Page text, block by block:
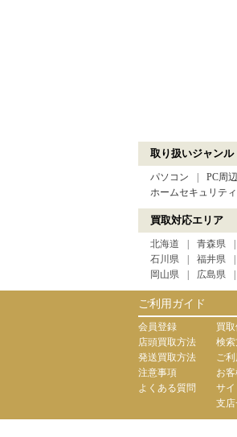
取り扱いジャンル
パソコン PC周
ホームセキュリティ
買取対応エリア
北海道 青森県
石川県
福井県
岡山県
広島県
ご利用ガイド
会員登録
店頭買取方法
発送買取方法
注意事項
よくある質問
買
検
ご
お
サ
支